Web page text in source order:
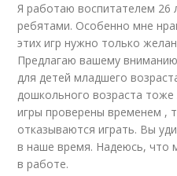
Я работаю воспитателем 26
ребятами. Особенно мне
этих игр нужно только
Предлагаю вашему
для детей младшего
дошкольного возраста тоже
игры проверены временем ,
отказываются играть. Вы
в наше время. Надеюсь, что
в работе.